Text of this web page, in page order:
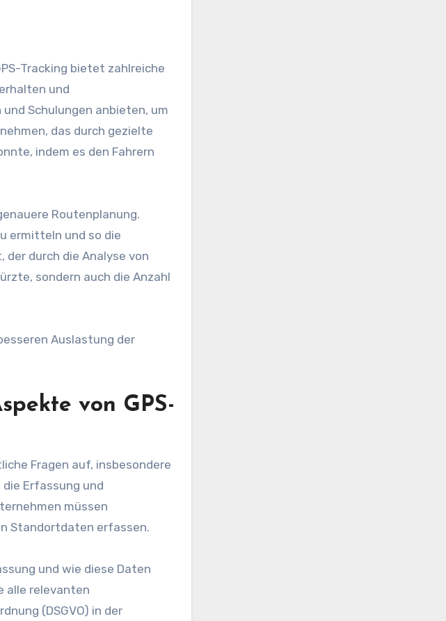
Tracking bietet zahlreiche
und
Schulungen anbieten, um
das durch gezielte
indem es den Fahrern
Routenplanung.
ermitteln und so die
durch die Analyse von
sondern auch die Anzahl
Auslastung der
von GPS-
Fragen auf, insbesondere
Erfassung und
müssen
Standortdaten erfassen.
und wie diese Daten
alle relevanten
(DSGVO) in der